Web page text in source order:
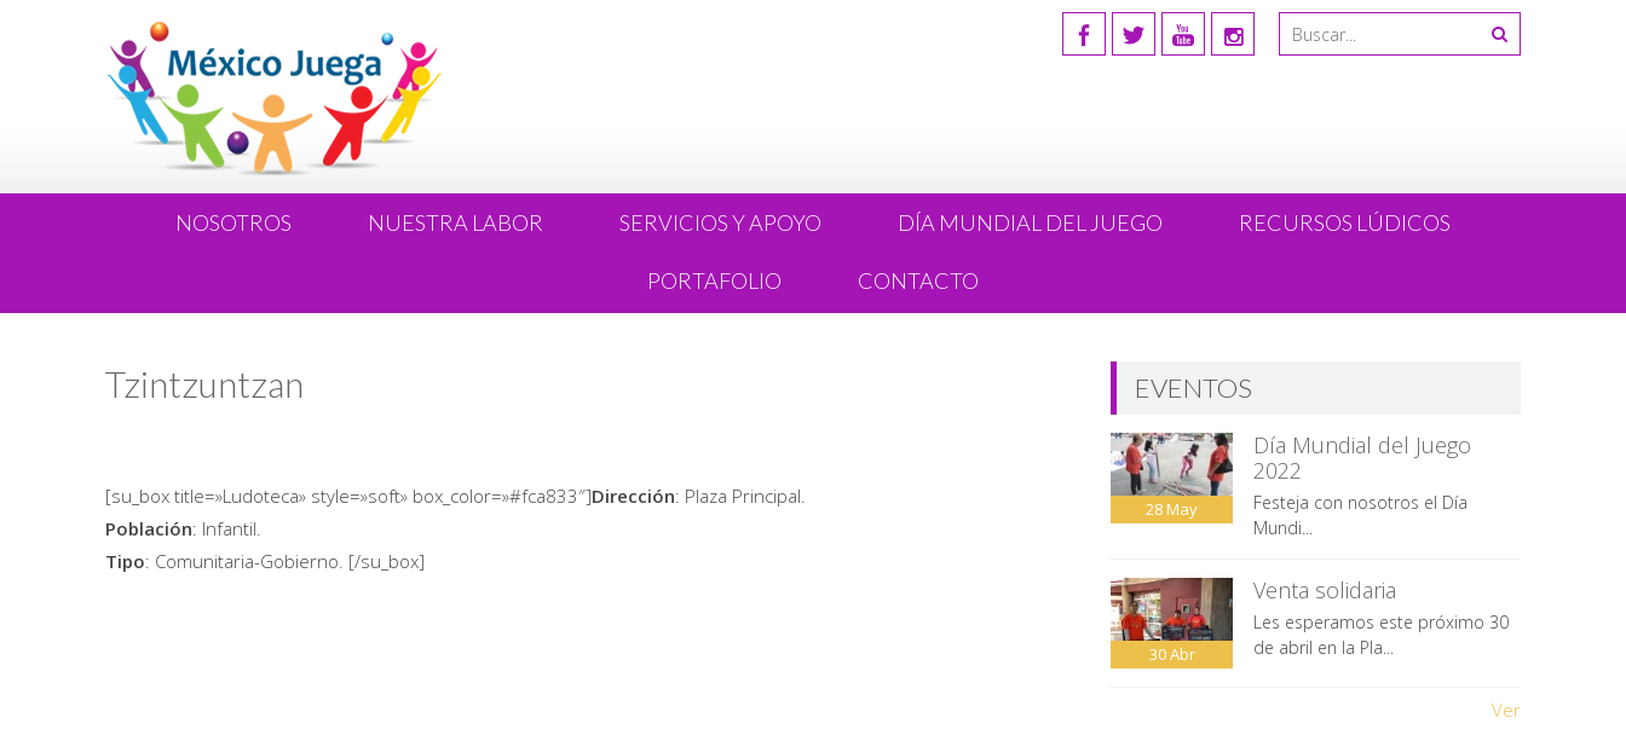
NOSOTROS NUESTRA LABOR SERVICIOS Y APOYO DÍA MUNDIAL DEL JUEGO RECURSOS LÚDICOS
PORTAFOLIO CONTACTO
Tzintzuntzan
[su_box title=»Ludoteca» style=»soft» box_color=»#fca833″]Dirección: Plaza Principal.
Población: Infantil.
Tipo: Comunitaria-Gobierno. [/su_box]
EVENTOS
28May
Día Mundial del Juego
2022
Festeja con nosotros el Día
Mundi...
30Abr
Venta solidaria
Les esperamos este próximo 30
de abril en la Pla...
Ver